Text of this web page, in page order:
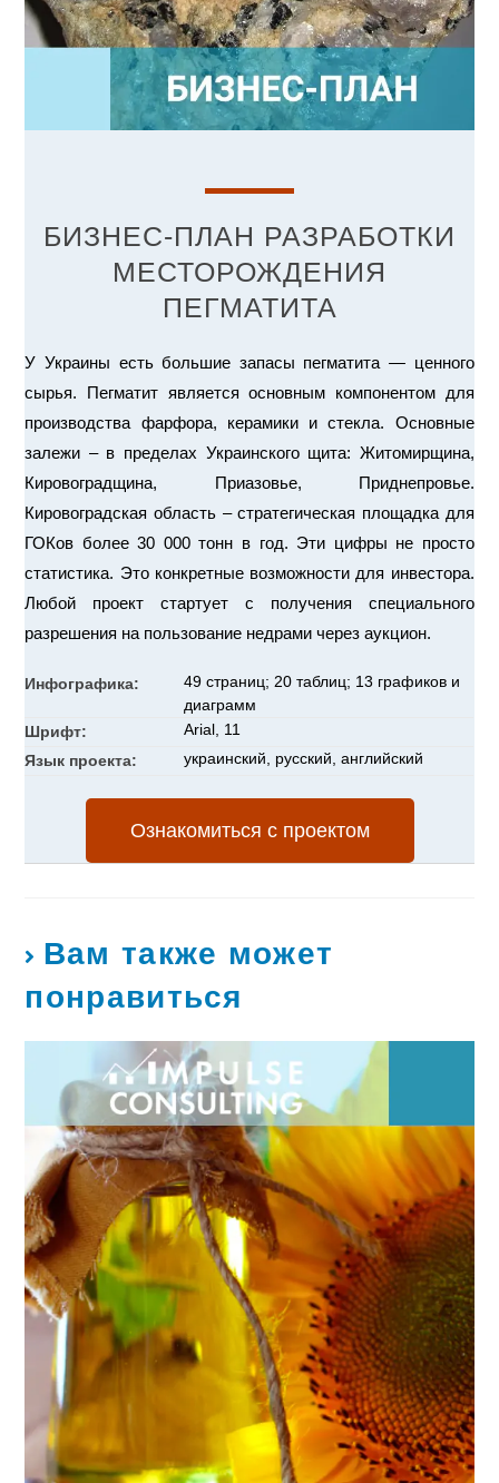
БИЗНЕС-ПЛАН РАЗРАБОТКИ
МЕСТОРОЖДЕНИЯ
ПЕГМАТИТА
У Украины есть большие запасы пегматита — ценного
сырья. Пегматит является основным компонентом для
производства фарфора, керамики и стекла. Основные
залежи – в пределах Украинского щита: Житомирщина,
Кировоградщина, Приазовье, Приднепровье.
Кировоградская область – стратегическая площадка для
ГОКов более 30 000 тонн в год. Эти цифры не просто
статистика. Это конкретные возможности для инвестора.
Любой проект стартует с получения специального
разрешения на пользование недрами через аукцион.
Инфографика:
49 страниц; 20 таблиц; 13 графиков и
диаграмм
Шрифт:
Arial, 11
Язык проекта:
украинский, русский, английский
Ознакомиться с проектом
Вам также может
понравиться